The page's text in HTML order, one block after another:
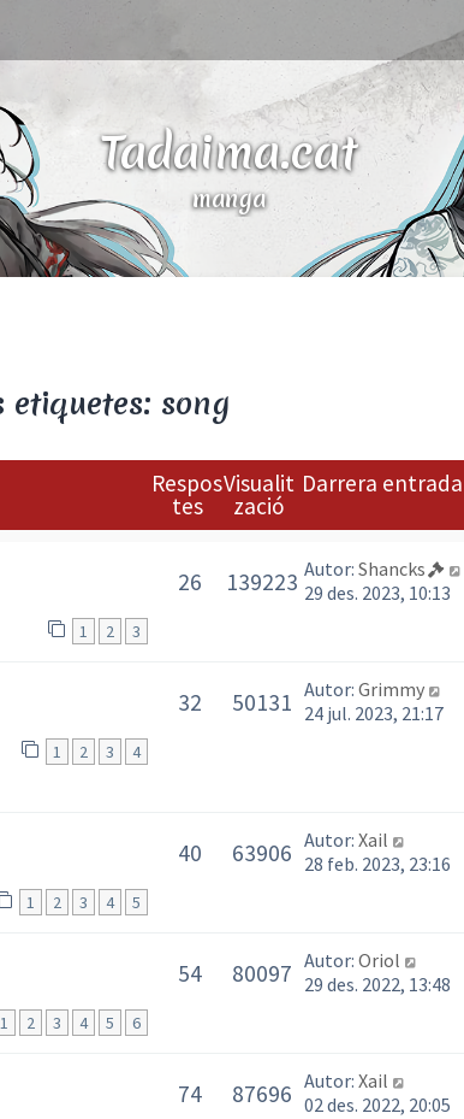
Tadaima.cat
manga
etiquetes: song
Respos
tes
Visualit
zació
Darrera entrada
1 2 3
26 139223 Autor: Shancks
29 des. 2023, 10:13
1 2 3 4
32 50131 Autor: Grimmy
24 jul. 2023, 21:17
1 2 3 4 5
40 63906 Autor: Xail
28 feb. 2023, 23:16
1 2 3 4 5 6
54 80097 Autor: Oriol
29 des. 2022, 13:48
74 87696 Autor: Xail
02 des. 2022, 20:05